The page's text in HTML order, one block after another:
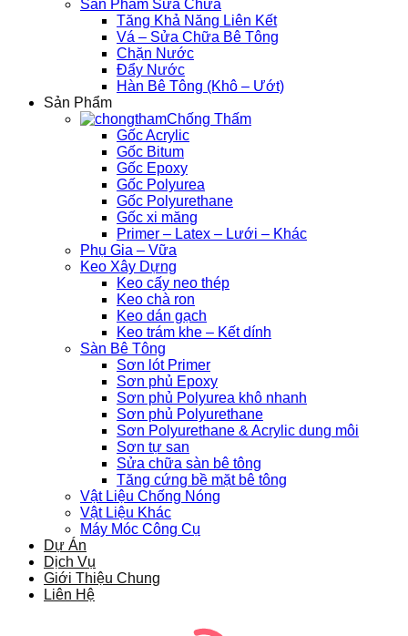
Sản Phẩm Sửa Chữa
Tăng Khả Năng Liên Kết
Vá – Sửa Chữa Bê Tông
Chặn Nước
Đẩy Nước
Hàn Bê Tông (Khô – Ướt)
Sản Phẩm
Chống Thấm
Gốc Acrylic
Gốc Bitum
Gốc Epoxy
Gốc Polyurea
Gốc Polyurethane
Gốc xi măng
Primer – Latex – Lưới – Khác
Phụ Gia – Vữa
Keo Xây Dựng
Keo cấy neo thép
Keo chà ron
Keo dán gạch
Keo trám khe – Kết dính
Sàn Bê Tông
Sơn lót Primer
Sơn phủ Epoxy
Sơn phủ Polyurea khô nhanh
Sơn phủ Polyurethane
Sơn Polyurethane & Acrylic dung môi
Sơn tự san
Sửa chữa sàn bê tông
Tăng cứng bề mặt bê tông
Vật Liệu Chống Nóng
Vật Liệu Khác
Máy Móc Công Cụ
Dự Án
Dịch Vụ
Giới Thiệu Chung
Liên Hệ